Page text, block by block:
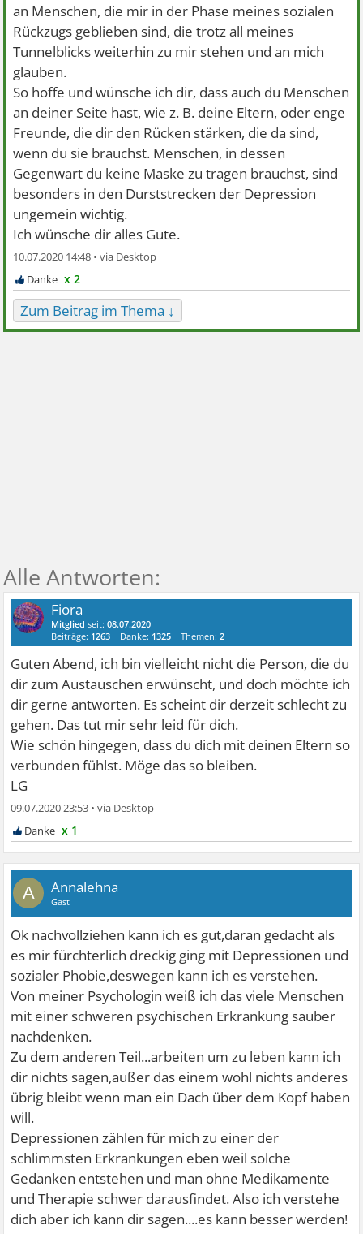
an Menschen, die mir in der Phase meines sozialen
Rückzugs geblieben sind, die trotz all meines
Tunnelblicks weiterhin zu mir stehen und an mich
glauben.
So hoffe und wünsche ich dir, dass auch du Menschen
an deiner Seite hast, wie z. B. deine Eltern, oder enge
Freunde, die dir den Rücken stärken, die da sind,
wenn du sie brauchst. Menschen, in dessen
Gegenwart du keine Maske zu tragen brauchst, sind
besonders in den Durststrecken der Depression
ungemein wichtig.
Ich wünsche dir alles Gute.
10.07.2020 14:48 •
x 2
Zum Beitrag im Thema ↓
Fiora
Mitglied seit:08.07.2020
Beiträge: 1263 Danke: 1325 Themen:2
Guten Abend, ich bin vielleicht nicht die Person, die du
dir zum Austauschen erwünscht, und doch möchte ich
dir gerne antworten. Es scheint dir derzeit schlecht zu
gehen. Das tut mir sehr leid für dich.
Wie schön hingegen, dass du dich mit deinen Eltern so
verbunden fühlst. Möge das so bleiben.
LG
09.07.2020 23:53 •
x 1
A Annalehna
Gast
Ok nachvollziehen kann ich es gut,daran gedacht als
es mir fürchterlich dreckig ging mit Depressionen und
sozialer Phobie,deswegen kann ich es verstehen.
Von meiner Psychologin weiß ich das viele Menschen
mit einer schweren psychischen Erkrankung sauber
nachdenken.
Zu dem anderen Teil...arbeiten um zu leben kann ich
dir nichts sagen,außer das einem wohl nichts anderes
übrig bleibt wenn man ein Dach über dem Kopf haben
will.
Depressionen zählen für mich zu einer der
schlimmsten Erkrankungen eben weil solche
Gedanken entstehen und man ohne Medikamente
und Therapie schwer darausfindet. Also ich verstehe
dich aber ich kann dir sagen....es kann besser werden!